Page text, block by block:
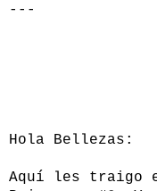
---
Hola Bellezas:
Aquí les traigo